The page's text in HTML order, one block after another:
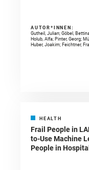
AUTOR*INNEN:
Gutheil, Julian; Göbel,
Holub, Alfa; Pinter, Georg;
Huber, Joakim; Feichtner,
HEALTH
Frail People in
to-Use Machine
People in